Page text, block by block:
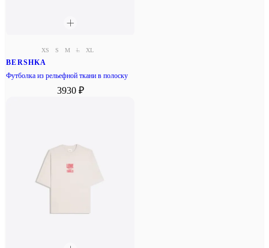
XS S M L XL
BERSHKA
Футболка из рельефной ткани в полоску
3930 ₽